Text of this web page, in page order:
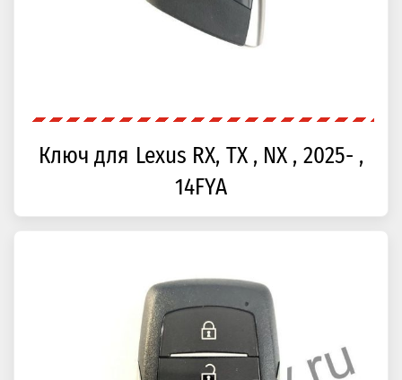
Ключ для Lexus RX, TX , NX , 2025- ,
14FYA